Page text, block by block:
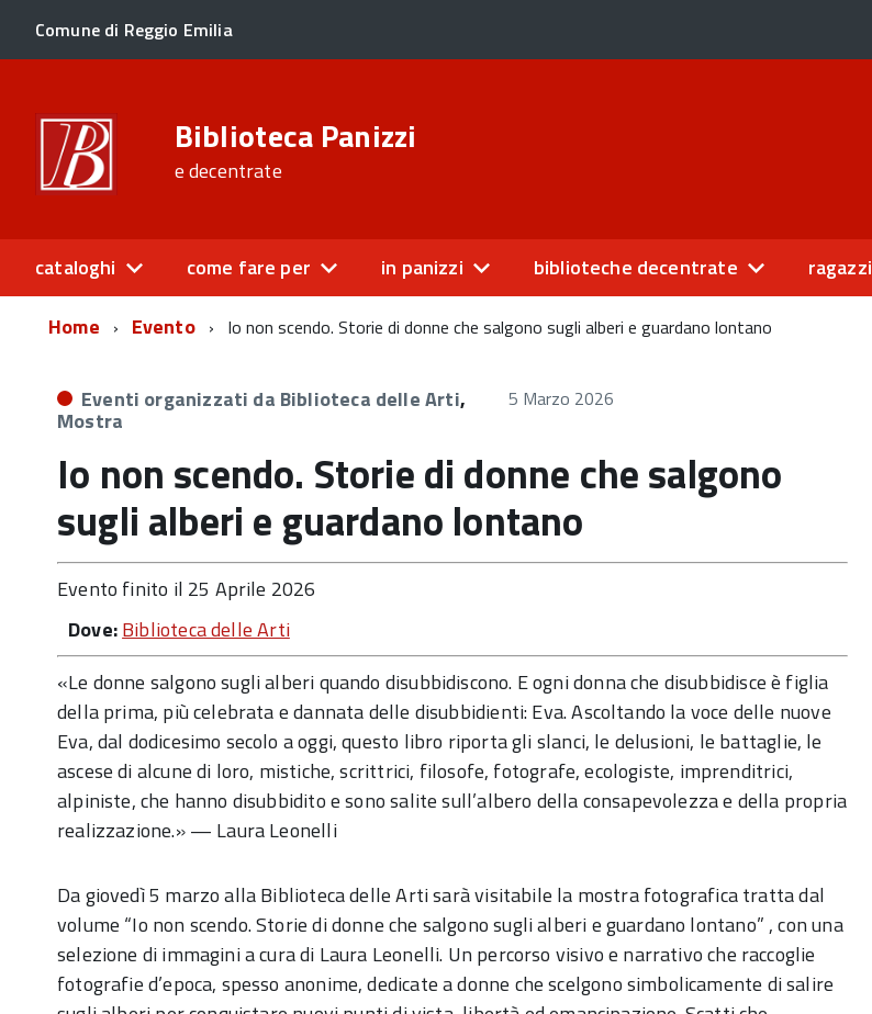
Comune di Reggio Emilia
Biblioteca Panizzi
e decentrate
cataloghi come fare per in panizzi biblioteche decentrate ragazzi
Home
Evento Io non scendo. Storie di donne che salgono sugli alberi e guardano lontano
Eventi organizzati da Biblioteca delle Arti,
Mostra
5 Marzo 2026
Io non scendo. Storie di donne che salgono
sugli alberi e guardano lontano
Evento finito il 25 Aprile 2026
Dove:Biblioteca delle Arti
«Le donne salgono sugli alberi quando disubbidiscono. E ogni donna che disubbidisce è figlia
della prima, più celebrata e dannata delle disubbidienti: Eva. Ascoltando la voce delle nuove
Eva, dal dodicesimo secolo a oggi, questo libro riporta gli slanci, le delusioni, le battaglie, le
ascese di alcune di loro, mistiche, scrittrici, filosofe, fotografe, ecologiste, imprenditrici,
alpiniste, che hanno disubbidito e sono salite sull’albero della consapevolezza e della propria
realizzazione.» — Laura Leonelli
Da giovedì 5 marzo alla Biblioteca delle Arti sarà visitabile la mostra fotografica tratta dal
volume “Io non scendo. Storie di donne che salgono sugli alberi e guardano lontano” , con una
selezione di immagini a cura di Laura Leonelli. Un percorso visivo e narrativo che raccoglie
fotografie d’epoca, spesso anonime, dedicate a donne che scelgono simbolicamente di salire